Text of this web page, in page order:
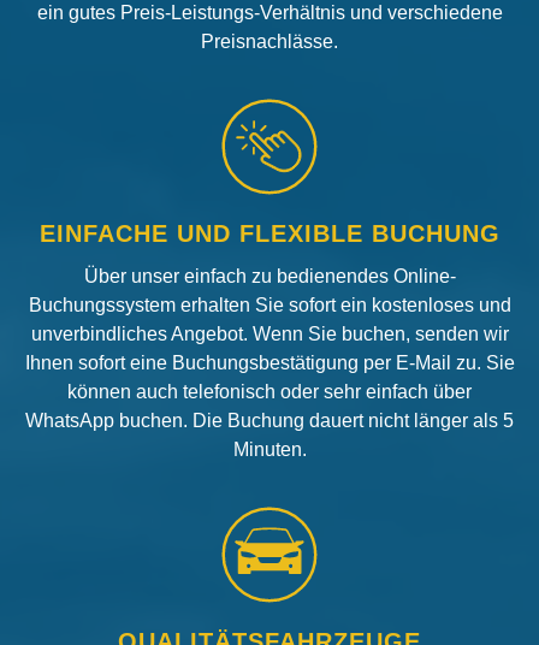
ein gutes Preis-Leistungs-Verhältnis und verschiedene
Preisnachlässe.
EINFACHE UND FLEXIBLE BUCHUNG
Über unser einfach zu bedienendes Online-
Buchungssystem erhalten Sie sofort ein kostenloses und
unverbindliches Angebot. Wenn Sie buchen, senden wir
Ihnen sofort eine Buchungsbestätigung per E-Mail zu. Sie
können auch telefonisch oder sehr einfach über
WhatsApp buchen. Die Buchung dauert nicht länger als 5
Minuten.